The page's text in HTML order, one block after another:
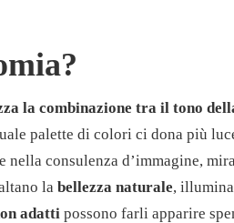
la combinazione tra il tono
palette di colori ci dona più
nella consulenza d’immagine,
la bellezza naturale,
adattipossono farli apparire